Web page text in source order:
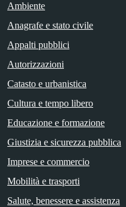
Ambiente
Anagrafe e stato civile
Appalti pubblici
Autorizzazioni
Catasto e urbanistica
Cultura e tempo libero
Educazione e formazione
Giustizia e sicurezza pubblica
Imprese e commercio
Mobilità e trasporti
Salute, benessere e assistenza